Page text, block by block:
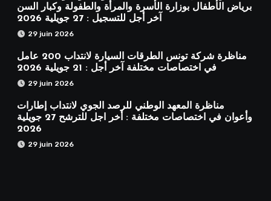
برياض الأطفال بوزارة الأسرة والمرأة والطفولة وكبار السن
آخر أجل للتسجيل : 27 جويلية 2026
29 juin 2026
مناظرة شركة تونس الطرقات السيارة لانتداب 200 عامل
في اختصاصات مختلفة آخر أجل : 21 جويلية 2026
29 juin 2026
مناظرة المعهد الوطني للرصد الجوي لانتداب إطارات
وأعوان في اختصاصات مختلفة : أخر اجل للترشح 27 جويلية
2026
29 juin 2026